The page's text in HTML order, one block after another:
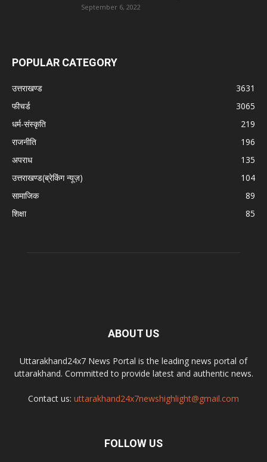
September 6, 2022
POPULAR CATEGORY
उत्तराखण्ड
3631
फीचर्ड
3065
धर्म-संस्कृति
219
राजनीति
196
अपराध
135
उत्तराखण्ड(ब्रेकिंग न्यूज़)
104
सामाजिक
89
शिक्षा
85
ABOUT US
Uttarakhand24x7 News Portal is the leading news portal of
uttarakhand. Committed to provide latest and authentic news.
Contact us: uttarakhand24x7newshighlight@gmail.com
FOLLOW US